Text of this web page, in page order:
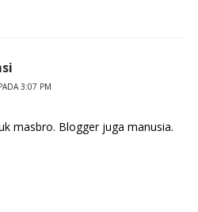
3:07 PM
masbro. Blogger juga manusia.